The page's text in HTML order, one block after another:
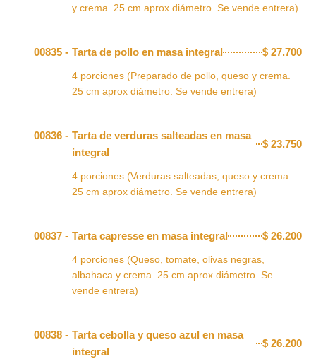
y crema. 25 cm aprox diámetro. Se vende entrera)
00835 - Tarta de pollo en masa integral $27.700
4 porciones (Preparado de pollo, queso y crema.
25 cm aprox diámetro. Se vende entrera)
00836 - Tarta de verduras salteadas en masa
integral
$23.750
4 porciones (Verduras salteadas, queso y crema.
25 cm aprox diámetro. Se vende entrera)
00837 - Tarta capresse en masa integral $26.200
4 porciones (Queso, tomate, olivas negras,
albahaca y crema. 25 cm aprox diámetro. Se
vende entrera)
00838 - Tarta cebolla y queso azul en masa
integral
$26.200